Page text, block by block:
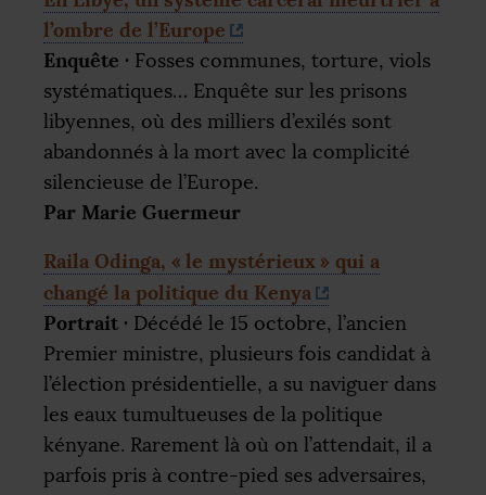
l’ombre de l’Europe
Enquête · Fosses communes, torture, viols
systématiques… Enquête sur les prisons
libyennes, où des milliers d’exilés sont
abandonnés à la mort avec la complicité
silencieuse de l’Europe.
Par Marie Guermeur
Raila Odinga, « le mystérieux » qui a
changé la politique du Kenya
Portrait · Décédé le 15 octobre, l’ancien
Premier ministre, plusieurs fois candidat à
l’élection présidentielle, a su naviguer dans
les eaux tumultueuses de la politique
kényane. Rarement là où on l’attendait, il a
parfois pris à contre-pied ses adversaires,